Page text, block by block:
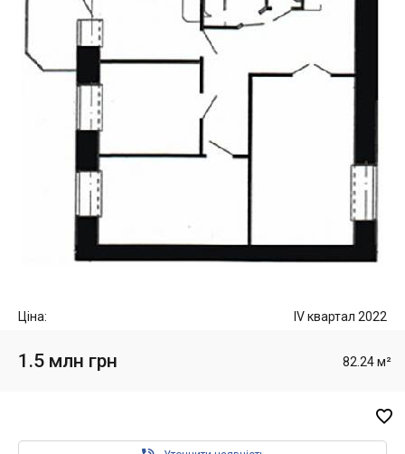
Ціна: IV квартал 2022
1.5 млн грн 82.24 м²
